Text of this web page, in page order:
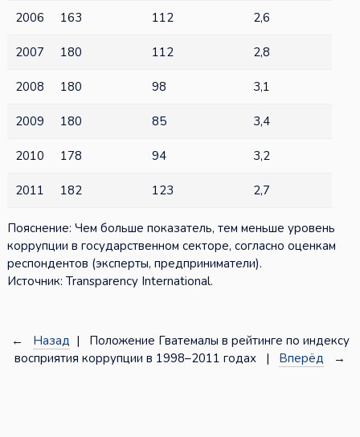
2006 163 112 2,6
2007 180 112 2,8
2008 180 98 3,1
2009 180 85 3,4
2010 178 94 3,2
2011 182 123 2,7
Пояснение: Чем больше показатель, тем меньше уровень
коррупции в государственном секторе, согласно оценкам
респондентов (эксперты, предприниматели).
Источник: Transparency International.
← Назад | Положение Гватемалы в рейтинге по индексу
восприятия коррупции в 1998–2011 годах | Вперёд →